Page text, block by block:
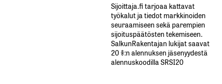
Sijoittaja.fi tarjoaa kattavat
työkalut ja tiedot markkinoiden
seuraamiseen sekä parempien
sijoituspäätösten tekemiseen.
SalkunRakentajan lukijat saavat
20 %:n alennuksen jäsenyydestä
alennuskoodilla SRSI20